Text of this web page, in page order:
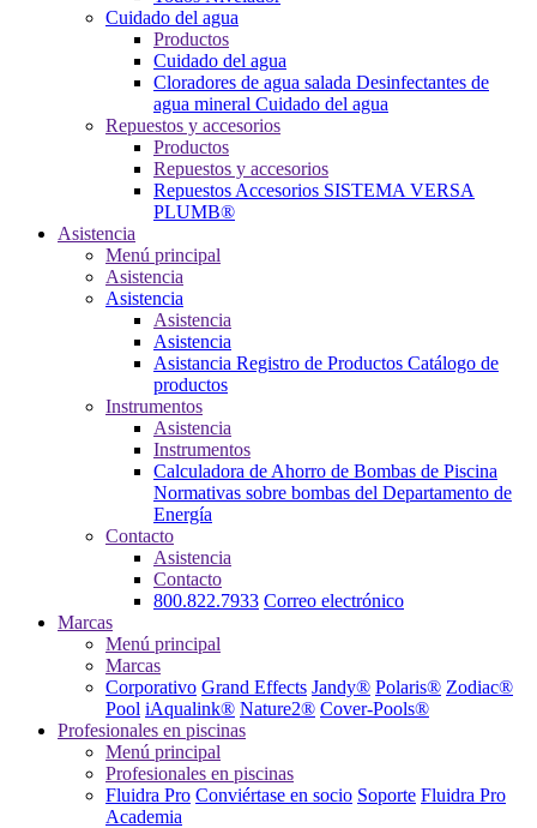
Cuidado del agua
Productos
Cuidado del agua
Cloradores de agua salada Desinfectantes de
agua mineral Cuidado del agua
Repuestos y accesorios
Productos
Repuestos y accesorios
Repuestos Accesorios SISTEMA VERSA
PLUMB®
Asistencia
Menú principal
Asistencia
Asistencia
Asistencia
Asistencia
Asistancia Registro de Productos Catálogo de
productos
Instrumentos
Asistencia
Instrumentos
Calculadora de Ahorro de Bombas de Piscina
Normativas sobre bombas del Departamento de
Energía
Contacto
Asistencia
Contacto
800.822.7933 Correo electrónico
Marcas
Menú principal
Marcas
Corporativo Grand Effects Jandy® Polaris® Zodiac®
Pool iAqualink® Nature2® Cover-Pools®
Profesionales en piscinas
Menú principal
Profesionales en piscinas
Fluidra Pro Conviértase en socio Soporte Fluidra Pro
Academia